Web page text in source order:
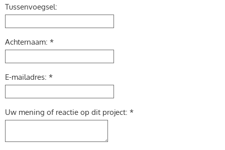
Tussenvoegsel:
Achternaam: *
E-mailadres: *
Uw mening of reactie op dit project: *